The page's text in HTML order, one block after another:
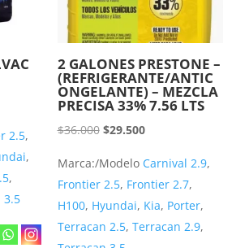
2.5,
,
,
3.5
2 GALONES PRESTONE –
(REFRIGERANTE/ANTIC
ONGELANTE) – MEZCLA
PRECISA 33% 7.56 LTS
$36.000 El
original
era:
$36.000.
$29.500El
actual
es:
$29.500.
Marca:/Modelo Carnival 2.9,
Frontier 2.5, Frontier 2.7,
H100, Hyundai, Kia, Porter,
Terracan 2.5, Terracan 2.9,